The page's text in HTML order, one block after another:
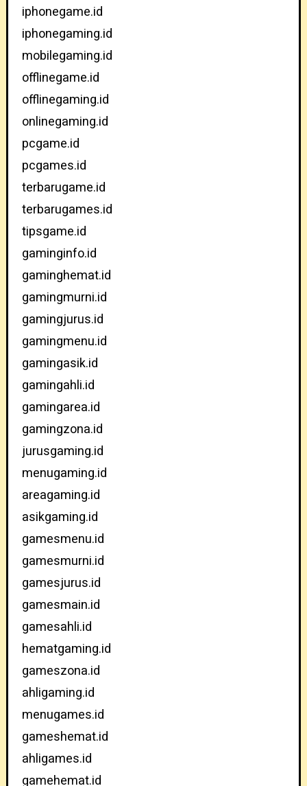
iphonegame.id
iphonegaming.id
mobilegaming.id
offlinegame.id
offlinegaming.id
onlinegaming.id
pcgame.id
pcgames.id
terbarugame.id
terbarugames.id
tipsgame.id
gaminginfo.id
gaminghemat.id
gamingmurni.id
gamingjurus.id
gamingmenu.id
gamingasik.id
gamingahli.id
gamingarea.id
gamingzona.id
jurusgaming.id
menugaming.id
areagaming.id
asikgaming.id
gamesmenu.id
gamesmurni.id
gamesjurus.id
gamesmain.id
gamesahli.id
hematgaming.id
gameszona.id
ahligaming.id
menugames.id
gameshemat.id
ahligames.id
gamehemat.id